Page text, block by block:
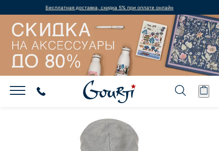
Бесплатная доставка, скидка 5% при оплате онлайн